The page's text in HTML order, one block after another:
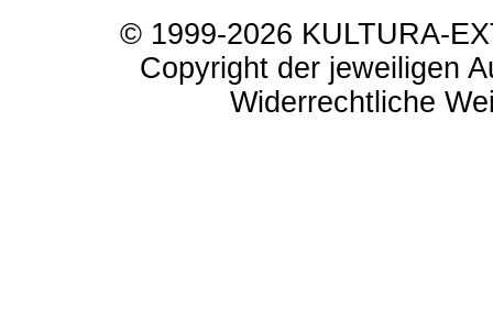
© 1999-2026 KULTURA-
Copyright der jeweiligen
Widerrechtliche